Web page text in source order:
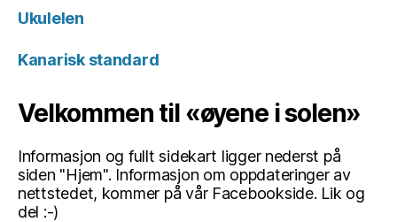
Ukulelen
Kanarisk standard
Velkommen til «øyene i solen»
Informasjon og fullt sidekart ligger nederst på
siden "Hjem". Informasjon om oppdateringer av
nettstedet, kommer på vår Facebookside. Lik og
del :-)